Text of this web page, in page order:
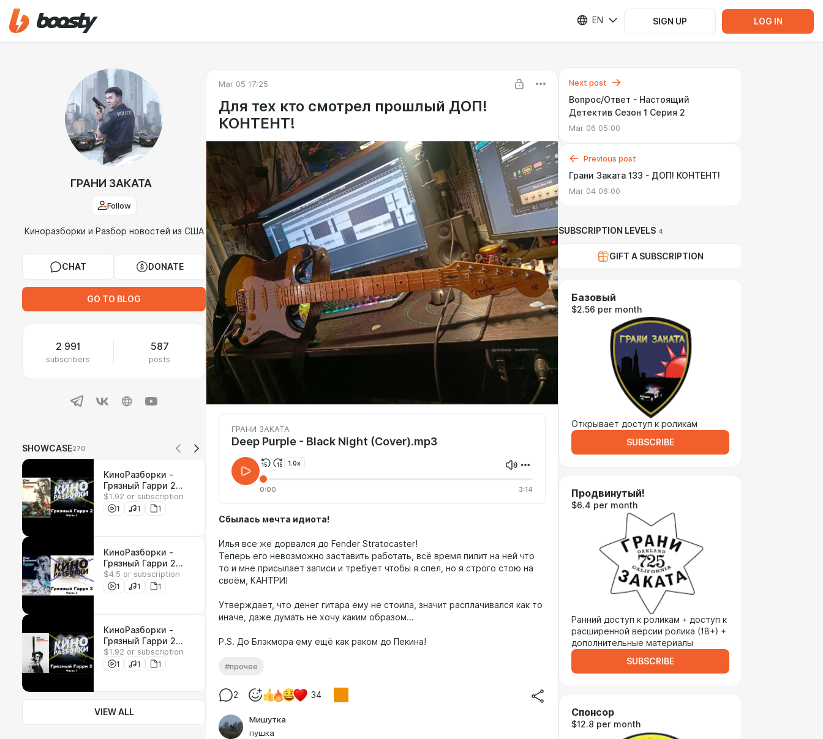
EN SIGN UP LOG IN
ГРАНИ ЗАКАТА
Follow
Киноразборки и Разбор новостей из США
CHAT DONATE
GO TO BLOG
2 991
subscribers
587
posts
SHOWCASE270
КиноРазборки -
Грязный Гарри 2
(Часть 2) + КОНКУРС
$1.92 or subscription
1
1 1
КиноРазборки -
Грязный Гарри 2
(Часть 2)
(РАСШИРЕННАЯ
$4.5 or subscription
1
1 1
КиноРазборки -
Грязный Гарри 2
(Часть 1)
$1.92 or subscription
1
1 1
VIEW ALL
Mar 05 17:25
Для тех кто смотрел прошлый ДОП!
КОНТЕНТ!
ГРАНИ ЗАКАТА
Deep Purple - Black Night (Cover).mp3
1.0x
0:00 3:14
Сбылась мечта идиота!
Илья все же дорвался до Fender Stratocaster!
Теперь его невозможно заставить работать, всё время пилит на ней что
то и мне присылает записи и требует чтобы я спел, но я строго стою на
своём, КАНТРИ!
Утверждает, что денег гитара ему не стоила, значит расплачивался как то
иначе, даже думать не хочу каким образом...
P.S. До Блэкмора ему ещё как раком до Пекина!
#прочее
2 34
Мишутка
пушка
Next post
Вопрос/Ответ - Настоящий
Детектив Сезон 1 Серия 2
Mar 06 05:00
Previous post
Грани Заката 133 - ДОП! КОНТЕНТ!
Mar 04 06:00
SUBSCRIPTION LEVELS 4
GIFT A SUBSCRIPTION
Базовый
$2.56 per month
Открывает доступ к роликам
SUBSCRIBE
Продвинутый!
$6.4 per month
Ранний доступ к роликам + доступ к
расширенной версии ролика (18+) +
дополнительные материалы
SUBSCRIBE
Спонсор
$12.8 per month